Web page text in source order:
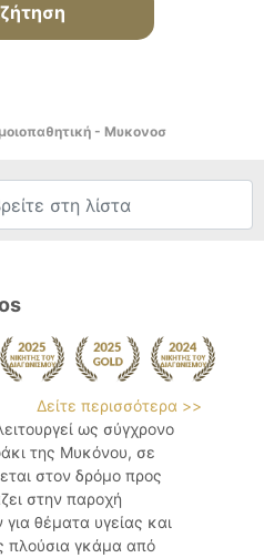
- Μυκονοσ
Δείτε περισσότερα >>
ως σύγχρονο
της Μυκόνου, σε
στον δρόμο προς
στην παροχή
θέματα υγείας και
πλούσια γκάμα από